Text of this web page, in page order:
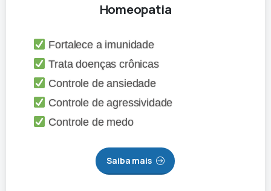
Homeopatia
Fortalece a imunidade
Trata doenças crônicas
Controle de ansiedade
Controle de agressividade
Controle de medo
Saiba mais